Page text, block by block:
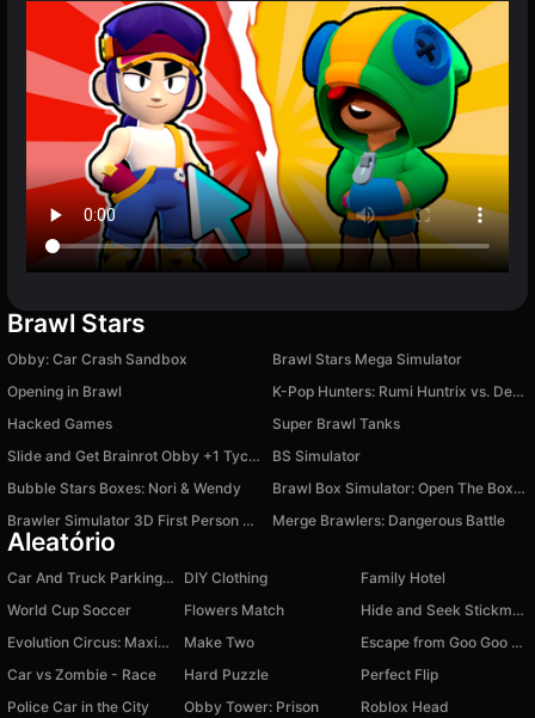
Brawl Stars
Obby: Car Crash Sandbox
Brawl Stars Mega Simulator
Opening in Brawl
K-Pop Hunters: Rumi Huntrix vs. Demons
Hacked Games
Super Brawl Tanks
Slide and Get Brainrot Obby +1 Tycoon 3D
BS Simulator
Bubble Stars Boxes: Nori & Wendy
Brawl Box Simulator: Open The Boxes!
Brawler Simulator 3D First Person Shooter
Merge Brawlers: Dangerous Battle
Aleatório
Car And Truck Parking Game DIY Clothing
Family Hotel
World Cup Soccer
Flowers Match
Hide and Seek Stickman
Evolution Circus: Maximum Level
Make Two
Escape from Goo Goo Gaga Original 3D
Car vs Zombie - Race
Hard Puzzle
Perfect Flip
Police Car in the City
Obby Tower: Prison Roblox Head